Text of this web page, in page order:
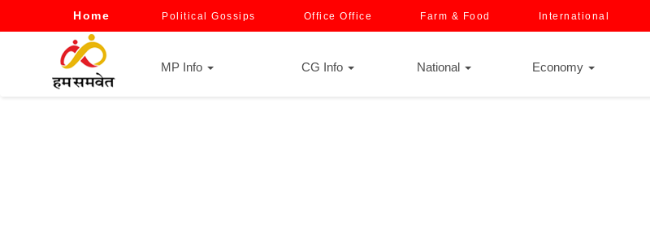
Home Political Gossips Office Office Farm & Food International
MP Info CG Info National Economy